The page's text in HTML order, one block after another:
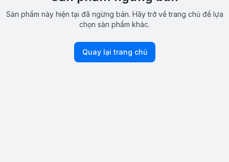
Sản phẩm này hiện tại đã ngừng bán. Hãy trở về trang chủ để lựa
chọn sản phẩm khác.
Quay lại trang chủ